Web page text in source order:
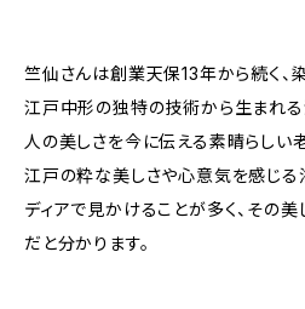
竺仙さんは創業天保13年から続く、
江戸中形の独特の技術から生まれ
人の美しさを今に伝える素晴らしい
江戸の粋な美しさや心意気を感じ
ディアで見かけることが多く、その美
だと分かります。